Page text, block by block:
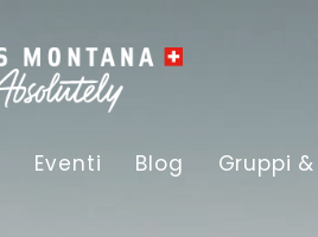
Eventi Blog Gruppi